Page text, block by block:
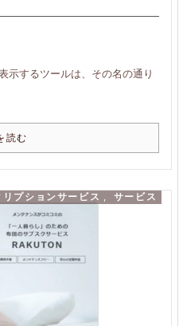
示するツールは、その名の通り
読む
プションサービス , サービス